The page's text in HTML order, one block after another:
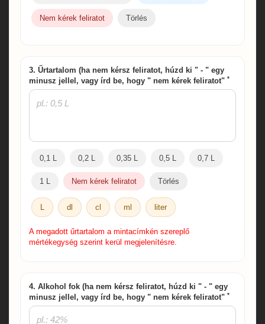
Nem kérek feliratot Törlés
3. Űrtartalom (ha nem kérsz feliratot, húzd ki " - " egy
minusz jellel, vagy írd be, hogy " nem kérek feliratot" *
0,1 L 0,2 L 0,35 L 0,5 L 0,7 L
1 L Nem kérek feliratot Törlés
L dl cl ml liter
A megadott űrtartalom a mintacímkén szereplő
mértékegység szerint kerül megjelenítésre.
4. Alkohol fok (ha nem kérsz feliratot, húzd ki " - " egy
minusz jellel, vagy írd be, hogy " nem kérek feliratot" *